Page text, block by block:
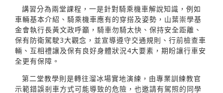
講習分為兩堂課程，一是針對騎乘機車解說知識，例如
車輛基本介紹、騎乘機車應有的穿搭及姿勢，山葉崇學基
金會執行長黃文政呼籲，騎車勿騎太快、保持安全距離、
保有防衛駕駛3大觀念，並宣導遵守交通規則、行前檢查車
輛、互相禮讓及保有良好身體狀況4大要素，期盼讓行車安
全更有保障。
第二堂教學則是轉往溜冰場實地演練，由專業訓練教官
示範錯誤剎車方式可能導致的危險，也邀請有駕照的同學